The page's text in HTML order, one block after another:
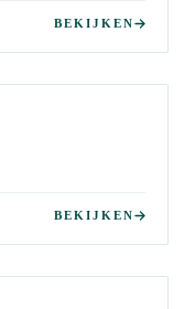
BEKIJKEN
BEKIJKEN